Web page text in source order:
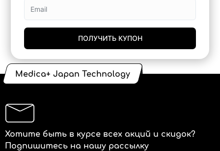
ПОЛУЧИТЬ КУПОН
Medica+ Japan Technology
Хотите быть в курсе всех акций и скидок?
Подпишитесь на нашу рассылку